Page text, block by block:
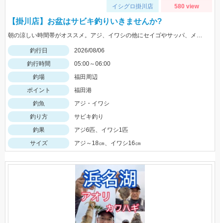
イシグロ掛川店 580 view
【掛川店】お盆はサビキ釣りいきませんか?
朝の涼しい時間帯がオススメ。アジ、イワシの他にセイゴやサッパ、メッキなども。仕掛けは『Tsulinoママカリ4号、ケイムラスキン4号』でOK。餌付け器で針にエサを付ければアタリはかなり増えますよ♪
釣行日
2026/08/06
釣行時間
05:00～06:00
釣場
福田周辺
ポイント
福田港
釣魚
アジ・イワシ
釣り方
サビキ釣り
釣果
アジ6匹、イワシ1匹
サイズ
アジ～18㎝、イワシ16㎝